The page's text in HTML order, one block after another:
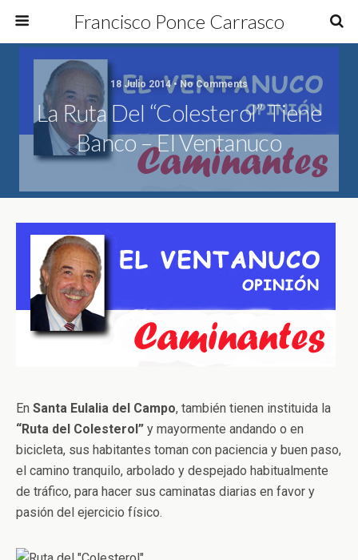
Francisco Ponce Carrasco
18 Julio 2014 • No Comments
La Ruta Del “Colesterol” Tiene
Banco – El Ventanuco
En Santa Eulalia del Campo, también tienen instituida la
“Ruta del Colesterol” y mayormente andando o en
bicicleta, sus habitantes toman con paciencia y buen paso,
el camino tranquilo, arbolado y despejado habitualmente
de tráfico, para hacer sus caminatas diarias en favor y
pasión del ejercicio físico.